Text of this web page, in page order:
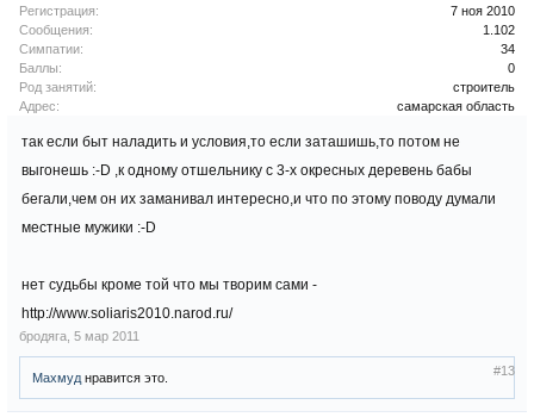
Регистрация:
7 ноя 2010
Сообщения:
1.102
Симпатии:
34
Баллы:
0
Род занятий:
строитель
Адрес:
самарская область
так если быт наладить и условия,то если заташишь,то потом не
выгонешь :-D ,к одному отшельнику с 3-х окресных деревень бабы
бегали,чем он их заманивал интересно,и что по этому поводу думали
местные мужики :-D
нет судьбы кроме той что мы творим сами -
http://www.soliaris2010.narod.ru/
бродяга 5 мар 2011
#13
Махмуд нравится это.